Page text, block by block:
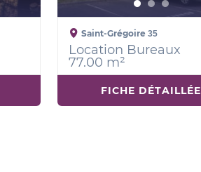
Saint-Grégoire35
Location Bureaux
77.00 m²
FICHE DÉTAILLÉE